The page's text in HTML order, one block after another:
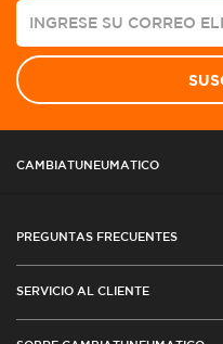
CAMBIATUNEUMATICO
PREGUNTAS FRECUENTES
MEDIOS DE PAGO
SERVICIO AL CLIENTE